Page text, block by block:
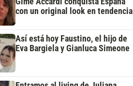
con un original look en tendencia
Así está hoy Faustino, el hijo de
Eva Bargiela y Gianluca Simeone